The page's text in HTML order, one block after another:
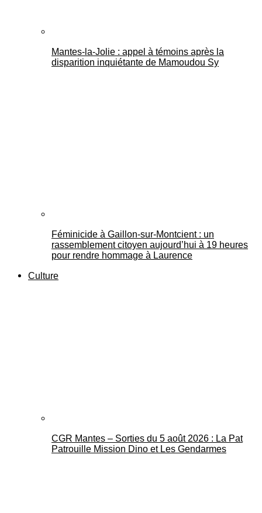
Mantes-la-Jolie : appel à témoins après la
disparition inquiétante de Mamoudou Sy
Féminicide à Gaillon‑sur‑Montcient : un
rassemblement citoyen aujourd’hui à 19 heures
pour rendre hommage à Laurence
Culture
CGR Mantes – Sorties du 5 août 2026 : La Pat
Patrouille Mission Dino et Les Gendarmes